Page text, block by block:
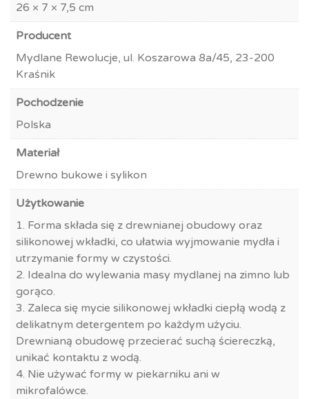
26 × 7 × 7,5 cm
Producent
Mydlane Rewolucje, ul. Koszarowa 8a/45, 23-200
Kraśnik
Pochodzenie
Polska
Materiał
Drewno bukowe i sylikon
Użytkowanie
1. Forma składa się z drewnianej obudowy oraz
silikonowej wkładki, co ułatwia wyjmowanie mydła i
utrzymanie formy w czystości.
2. Idealna do wylewania masy mydlanej na zimno lub
gorąco.
3. Zaleca się mycie silikonowej wkładki ciepłą wodą z
delikatnym detergentem po każdym użyciu.
Drewnianą obudowę przecierać suchą ściereczką,
unikać kontaktu z wodą.
4. Nie używać formy w piekarniku ani w
mikrofalówce.